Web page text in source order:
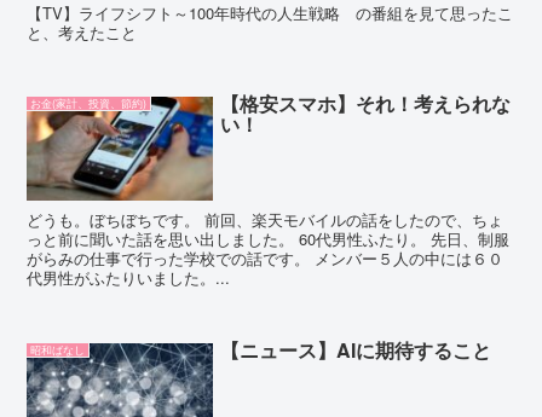
【TV】ライフシフト～100年時代の人生戦略 の番組を見て思ったこ
と、考えたこと
お金(家計、投資、節約) 【格安スマホ】それ！考えられな
い！
どうも。ぼちぼちです。 前回、楽天モバイルの話をしたので、ちょ
っと前に聞いた話を思い出しました。 60代男性ふたり。 先日、制服
がらみの仕事で行った学校での話です。 メンバー５人の中には６０
代男性がふたりいました。...
昭和ばなし 【ニュース】AIに期待すること